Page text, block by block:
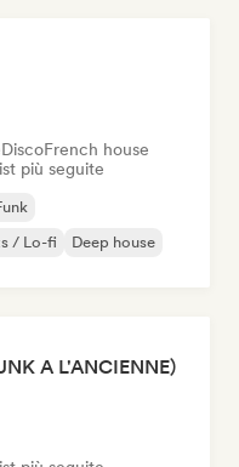
DiscoFrench house
più seguite
/ Lo-fi Deep house
A L'ANCIENNE)